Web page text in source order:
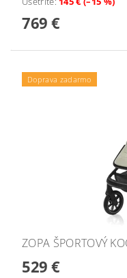
769 €
Doprava zadarmo
ZOPA ŠPORTOVÝ
529 €